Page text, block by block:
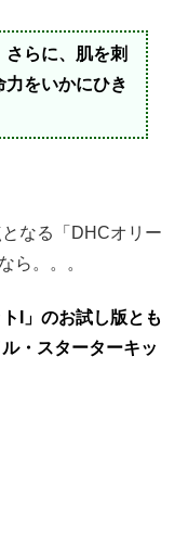
らに、肌を刺
をいかにひき
なる「DHCオリー
ら。。。
I」のお試し版とも
・スターターキッ